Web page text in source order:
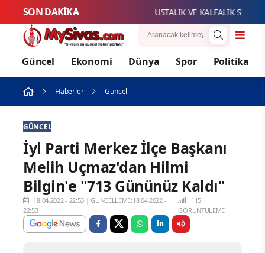
SON DAKİKA USTALIK VE KALFALIK SINAV
Güncel Ekonomi Dünya Spor Politika
Haberler Güncel
GÜNCEL
İyi Parti Merkez İlçe Başkanı
Melih Uçmaz'dan Hilmi
Bilgin'e "713 Gününüz Kaldı"
18.04.2022 - 22:53 |GÜNCELLEME:18.04.2022 -
22:53
115
GÖRÜNTÜLEME